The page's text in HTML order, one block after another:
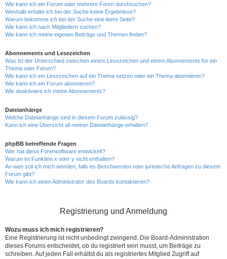
Wie kann ich ein Forum oder mehrere Foren durchsuchen?
Weshalb erhalte ich bei der Suche keine Ergebnisse?
Warum bekomme ich bei der Suche eine leere Seite?
Wie kann ich nach Mitgliedern suchen?
Wie kann ich meine eigenen Beiträge und Themen finden?
Abonnements und Lesezeichen
Was ist der Unterschied zwischen einem Lesezeichen und einem Abonnements für ein
Thema oder Forum?
Wie kann ich ein Lesezeichen auf ein Thema setzen oder ein Thema abonnieren?
Wie kann ich ein Forum abonnieren?
Wie deaktiviere ich meine Abonnements?
Dateianhänge
Welche Dateianhänge sind in diesem Forum zulässig?
Kann ich eine Übersicht all meiner Dateianhänge erhalten?
phpBB betreffende Fragen
Wer hat diese Forensoftware entwickelt?
Warum ist Funktion x oder y nicht enthalten?
An wen soll ich mich wenden, falls es Beschwerden oder juristische Anfragen zu diesem
Forum gibt?
Wie kann ich einen Administrator des Boards kontaktieren?
Registrierung und Anmeldung
Wozu muss ich mich registrieren?
Eine Registrierung ist nicht unbedingt zwingend. Die Board-Administration
dieses Forums entscheidet, ob du registriert sein musst, um Beiträge zu
schreiben. Auf jeden Fall erhältst du als registriertes Mitglied Zugriff auf